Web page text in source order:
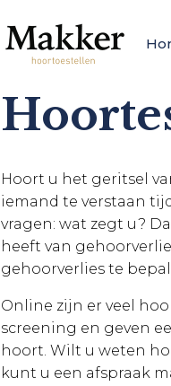
Hoort u het geritsel
iemand te verstaan
vragen: wat zegt u?
heeft van
gehoorverlies te
Online zijn er veel
screening en geven
hoort. Wilt u weten
kunt u een afspraak